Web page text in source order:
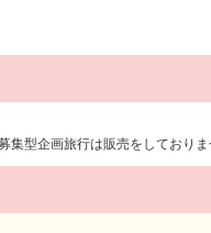
型企画旅行は販売をしておりま